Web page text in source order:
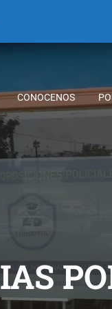
CONOCENOS